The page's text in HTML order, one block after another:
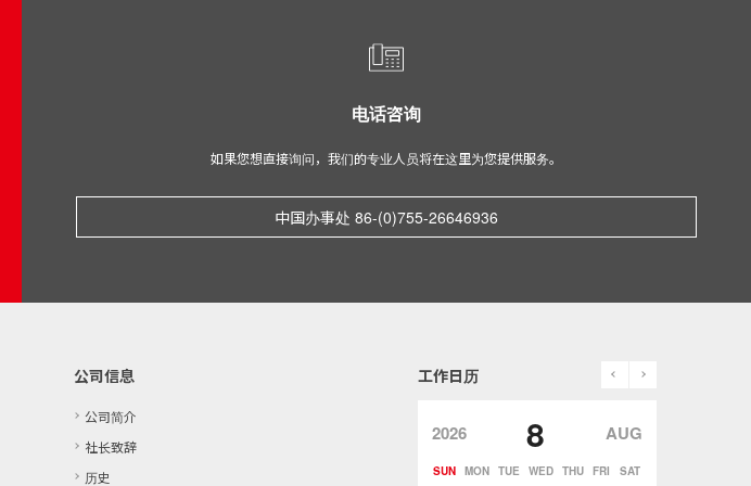
电话咨询
如果您想直接询问，我们的专业人员将在这里为您提供服务。
中国办事处 86-(0)755-26646936
公司信息
公司简介
社长致辞
历史
工作日历 prev
2026 8 AUG
SUN MON TUE WED THU FRI SAT